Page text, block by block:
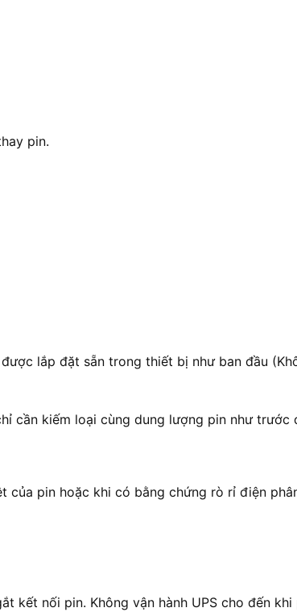
pin.
lắp đặt sẵn trong thiết bị như ban đầu
cần kiếm loại cùng dung lượng pin như trước
pin hoặc khi có bằng chứng rò rỉ điện
kết nối pin. Không vận hành UPS cho đến